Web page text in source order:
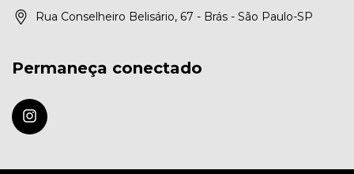
Rua Conselheiro Belisário, 67 - Brás - São Paulo-SP
Permaneça conectado